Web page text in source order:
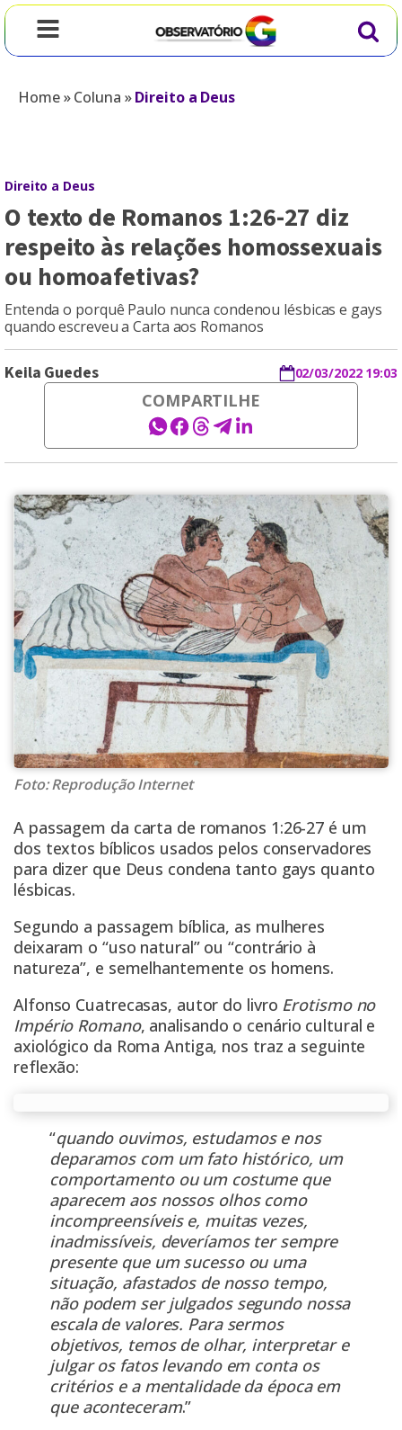
Home»Coluna »Direito a Deus
Direito a Deus
O texto de Romanos 1:26-27 diz
respeito às relações homossexuais
ou homoafetivas?
Entenda o porquê Paulo nunca condenou lésbicas e gays
quando escreveu a Carta aos Romanos
Keila Guedes 02/03/2022 19:03
COMPARTILHE
Foto: Reprodução Internet
A passagem da carta de romanos 1:26-27 é um
dos textos bíblicos usados pelos conservadores
para dizer que Deus condena tanto gays quanto
lésbicas.
Segundo a passagem bíblica, as mulheres
deixaram o “uso natural” ou “contrário à
natureza”, e semelhantemente os homens.
Alfonso Cuatrecasas, autor do livro Erotismo no
Império Romano, analisando o cenário cultural e
axiológico da Roma Antiga, nos traz a seguinte
reflexão:
“quando ouvimos, estudamos e nos
deparamos com um fato histórico, um
comportamento ou um costume que
aparecem aos nossos olhos como
incompreensíveis e, muitas vezes,
inadmissíveis, deveríamos ter sempre
presente que um sucesso ou uma
situação, afastados de nosso tempo,
não podem ser julgados segundo nossa
escala de valores. Para sermos
objetivos, temos de olhar, interpretar e
julgar os fatos levando em conta os
critérios e a mentalidade da época em
que aconteceram.”